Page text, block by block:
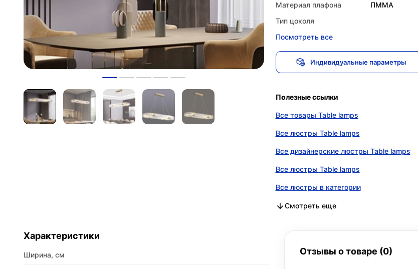
Материал плафона
ПММА
Тип цоколя
Посмотреть все
Индивидуальные параметры
Полезные ссылки
Все товары Table lamps
Все люстры Table lamps
Все дизайнерские люстры Table lamps
Все люстры Table lamps
Все люстры в категории
Все дизайнерские люстры в категории
Все люстры в категории
Смотреть еще
Характеристики
Ширина, см Отзывы о товаре (0)